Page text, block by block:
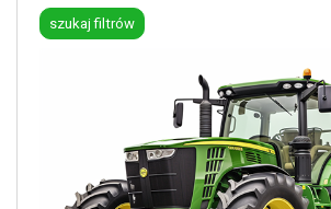
szukaj filtrów